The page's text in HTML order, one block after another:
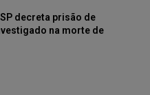
decreta prisão de
na morte de